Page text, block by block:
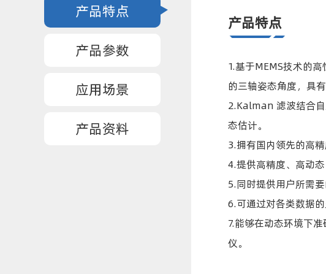
产品特点
产品参数
应用场景
产品资料
产品特点
1.基于MEMS技术的
的三轴姿态角度，具
2.Kalman 滤波结合
态估计。
3.拥有国内领先的高
4.提供高精度、高动
5.同时提供用户所需
6.可通过对各类数据
7.能够在动态环境下
仪。